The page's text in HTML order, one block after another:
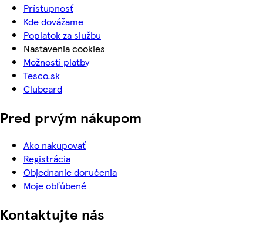
Prístupnosť
Kde dovážame
Poplatok za službu
Nastavenia cookies
Možnosti platby
Tesco.sk
Clubcard
Pred prvým nákupom
Ako nakupovať
Registrácia
Objednanie doručenia
Moje obľúbené
Kontaktujte nás